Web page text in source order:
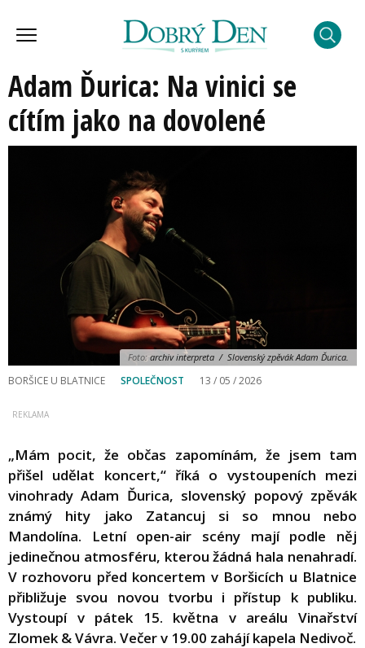
Adam Ďurica: Na vinici se
cítím jako na dovolené
Foto:archiv interpreta / Slovenský zpěvák Adam Ďurica.
BORŠICE U BLATNICE SPOLEČNOST 13 / 05 / 2026
„Mám pocit, že občas zapomínám, že jsem tam
přišel udělat koncert,“ říká o vystoupeních mezi
vinohrady Adam Ďurica, slovenský popový zpěvák
známý hity jako Zatancuj si so mnou nebo
Mandolína. Letní open-air scény mají podle něj
jedinečnou atmosféru, kterou žádná hala nenahradí.
V rozhovoru před koncertem v Boršicích u Blatnice
přibližuje svou novou tvorbu i přístup k publiku.
Vystoupí v pátek 15. května v areálu Vinařství
Zlomek & Vávra. Večer v 19.00 zahájí kapela Nedivoč.